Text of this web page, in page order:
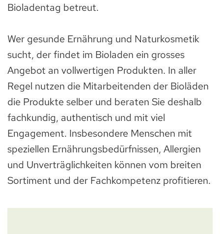
Bioladentag betreut.
Wer gesunde Ernährung und Naturkosmetik
sucht, der findet im Bioladen ein grosses
Angebot an vollwertigen Produkten. In aller
Regel nutzen die Mitarbeitenden der Bioläden
die Produkte selber und beraten Sie deshalb
fachkundig, authentisch und mit viel
Engagement. Insbesondere Menschen mit
speziellen Ernährungsbedürfnissen, Allergien
und Unverträglichkeiten können vom breiten
Sortiment und der Fachkompetenz profitieren.